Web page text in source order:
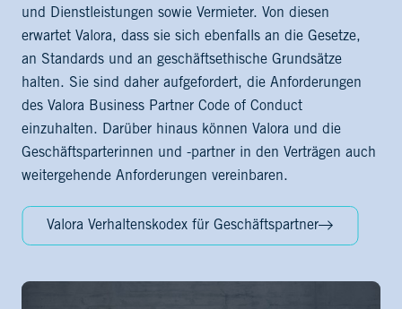
und Dienstleistungen sowie Vermieter. Von diesen
erwartet Valora, dass sie sich ebenfalls an die Gesetze,
an Standards und an geschäftsethische Grundsätze
halten. Sie sind daher aufgefordert, die Anforderungen
des Valora Business Partner Code of Conduct
einzuhalten. Darüber hinaus können Valora und die
Geschäftsparterinnen und -partner in den Verträgen auch
weitergehende Anforderungen vereinbaren.
Valora Verhaltenskodex für Geschäftspartner